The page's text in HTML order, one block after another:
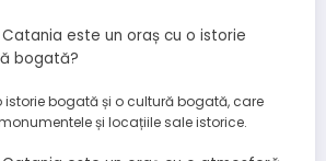
este un oraș cu o istorie
bogată?
istorie bogată și o cultură bogată, care
și locațiile sale istorice.